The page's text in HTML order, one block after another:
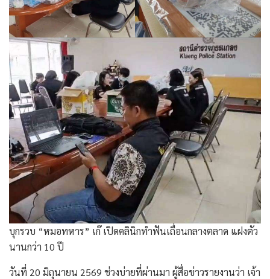
​บุกรวบ “หมอทหาร” เก๊ เปิดคลินิกทำฟันเถื่อนกลางตลาด แฝงตัว
นานกว่า 10 ปี
วันที่ 20 มิถุนายน 2569 ช่วงบ่ายที่ผ่านมา ผู้สื่อข่าวรายงานว่า ​เจ้า